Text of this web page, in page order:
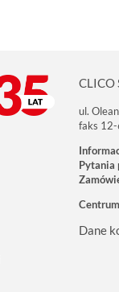
CLICO
ul.
faks
Pytania
Dane